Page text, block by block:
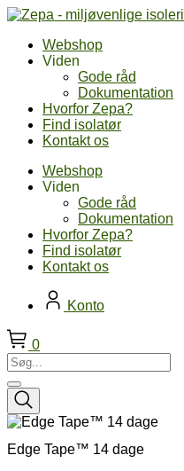
Skip
contentWebshop
Viden
Gode råd
Dokumentation
Hvorfor Zepa?
Find isolatør
Kontakt os
Webshop
Viden
Gode råd
Dokumentation
Hvorfor Zepa?
Find isolatør
Kontakt os
Konto
0
Søg...
Edge Tape™ 14 dage